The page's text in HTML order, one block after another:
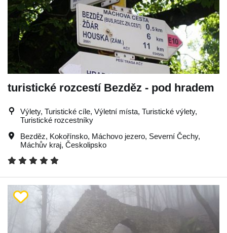
turistické rozcestí Bezděz - pod hradem
Výlety, Turistické cíle, Výletní místa, Turistické výlety,
Turistické rozcestníky
Bezděz, Kokořínsko, Máchovo jezero, Severní Čechy,
Máchův kraj, Českolipsko